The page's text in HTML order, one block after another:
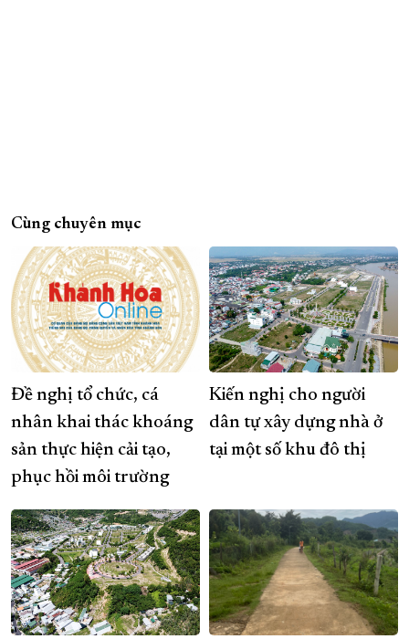
Cùng chuyên mục
Đề nghị tổ chức, cá
nhân khai thác khoáng
sản thực hiện cải tạo,
phục hồi môi trường
Kiến nghị cho người
dân tự xây dựng nhà ở
tại một số khu đô thị